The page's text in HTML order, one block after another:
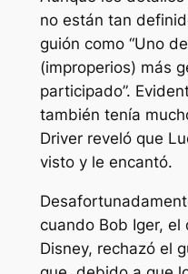
no están tan
guión como “Uno
(improperios) más
participado”.
también tenía
Driver reveló que
visto y le encantó.
cuando Bob Iger,
Disney, rechazó el